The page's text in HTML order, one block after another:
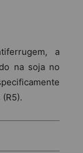
a
na soja no